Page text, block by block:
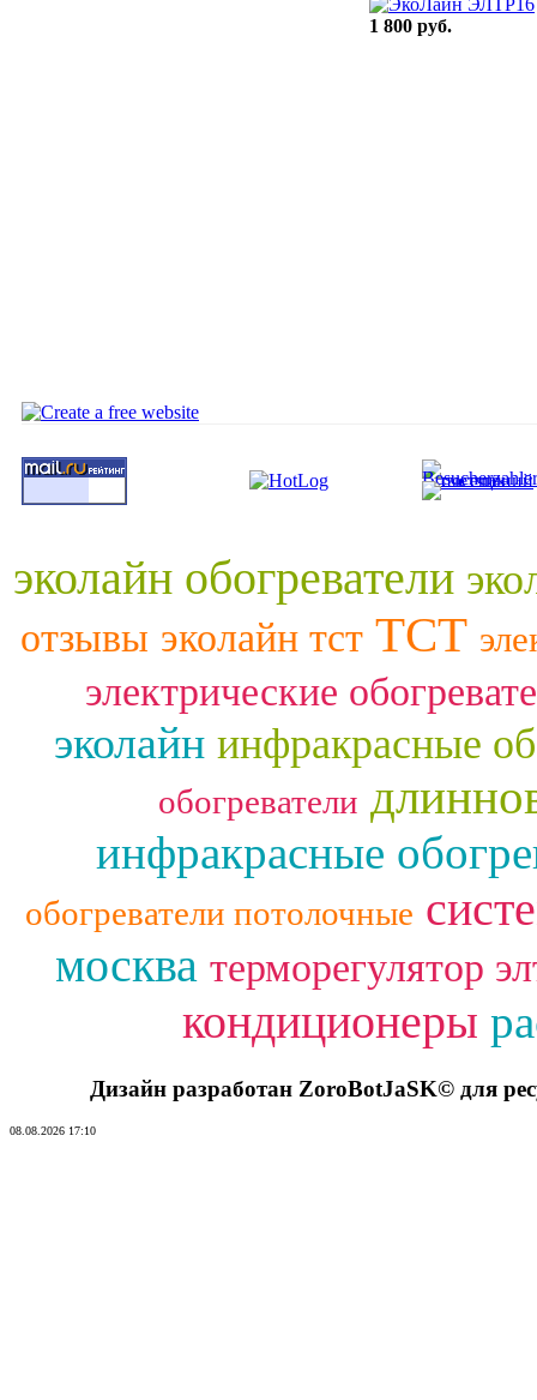
1 800 руб.
эколайн обогреватели
отзывы эколайн тст ТСТ
электрические
эколайн инфракрасные
обогреватели
инфракрасные
обогреватели потолочные
москва терморегулятор
кондиционеры
Дизайн разработан ZoroBotJaSK© для
08.08.2026 17:10